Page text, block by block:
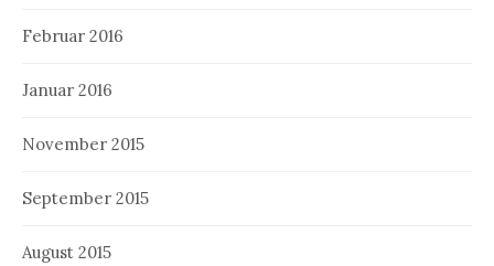
Februar 2016
Januar 2016
November 2015
September 2015
August 2015